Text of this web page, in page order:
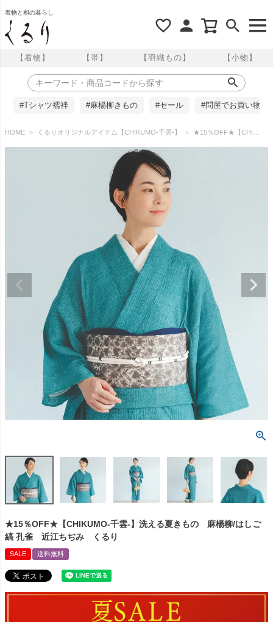
着物と和の暮らし
【着物】 【帯】 【羽織もの】 【小物】
#Tシャツ襦袢 #麻楊柳きもの #セール #問屋でお買い物
HOME くるりオリジナルアイテム【CHIKUMO-千雲-】 ★15％OFF★【CHIKUMO-千雲-】洗える夏きもの 麻楊柳/はしご縞 孔雀 近江ちぢみ くるり
★15％OFF★【CHIKUMO-千雲-】洗える夏きもの 麻楊柳/はしご
縞 孔雀 近江ちぢみ くるり
SALE 送料無料